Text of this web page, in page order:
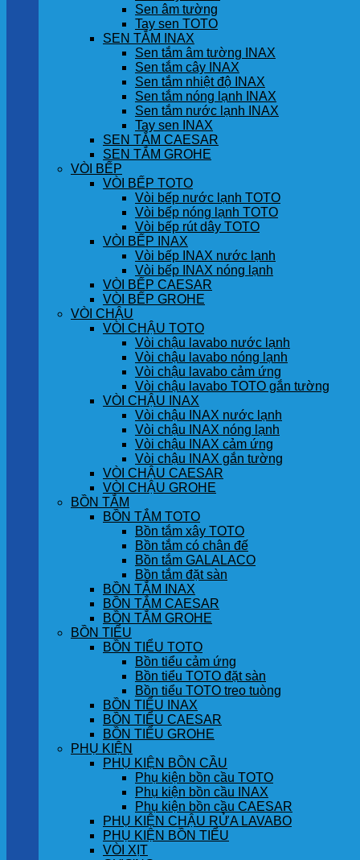
Sen âm tường
Tay sen TOTO
SEN TẮM INAX
Sen tắm âm tường INAX
Sen tắm cây INAX
Sen tắm nhiệt độ INAX
Sen tắm nóng lạnh INAX
Sen tắm nước lạnh INAX
Tay sen INAX
SEN TẮM CAESAR
SEN TẮM GROHE
VÒI BẾP
VÒI BẾP TOTO
Vòi bếp nước lạnh TOTO
Vòi bếp nóng lạnh TOTO
Vòi bếp rút dây TOTO
VÒI BẾP INAX
Vòi bếp INAX nước lạnh
Vòi bếp INAX nóng lạnh
VÒI BẾP CAESAR
VÒI BẾP GROHE
VÒI CHẬU
VÒI CHẬU TOTO
Vòi chậu lavabo nước lạnh
Vòi chậu lavabo nóng lạnh
Vòi chậu lavabo cảm ứng
Vòi chậu lavabo TOTO gắn tường
VÒI CHẬU INAX
Vòi chậu INAX nước lạnh
Vòi chậu INAX nóng lạnh
Vòi chậu INAX cảm ứng
Vòi chậu INAX gắn tường
VÒI CHẬU CAESAR
VÒI CHẬU GROHE
BỒN TẮM
BỒN TẮM TOTO
Bồn tắm xây TOTO
Bồn tắm có chân đế
Bồn tắm GALALACO
Bồn tắm đặt sàn
BỒN TẮM INAX
BỒN TẮM CAESAR
BỒN TẮM GROHE
BỒN TIỂU
BỒN TIỂU TOTO
Bồn tiểu cảm ứng
Bồn tiểu TOTO đặt sàn
Bồn tiểu TOTO treo tuòng
BỒN TIỂU INAX
BỒN TIỂU CAESAR
BỒN TIỂU GROHE
PHỤ KIỆN
PHỤ KIỆN BỒN CẦU
Phụ kiện bồn cầu TOTO
Phụ kiện bồn cầu INAX
Phụ kiện bồn cầu CAESAR
PHỤ KIỆN CHẬU RỬA LAVABO
PHỤ KIỆN BỒN TIỂU
VÒI XỊT